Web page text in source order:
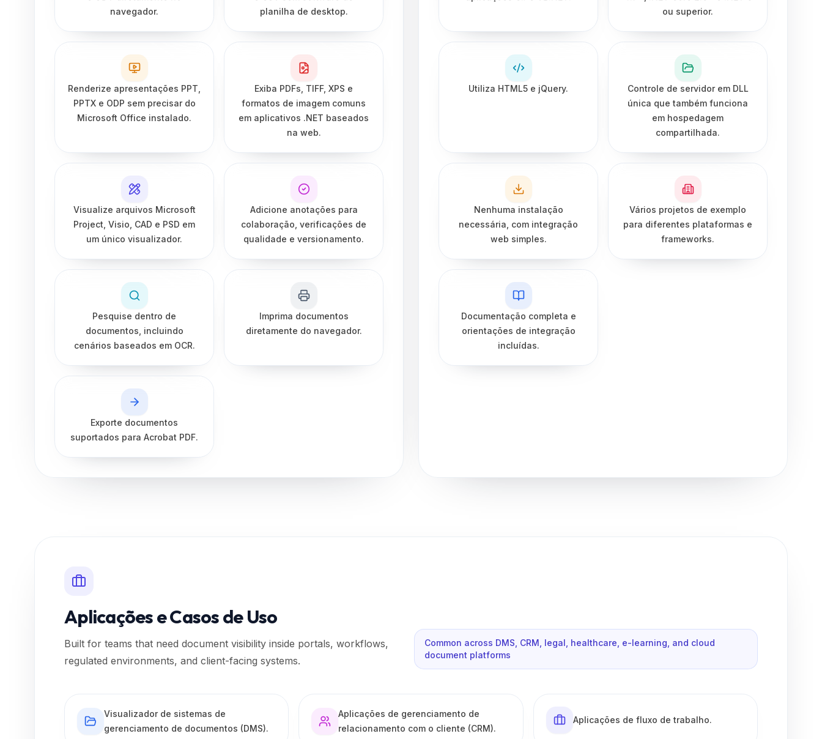
navegador.
planilha de desktop.
Renderize apresentações PPT,
PPTX e ODP sem precisar do
Microsoft Office instalado.
Exiba PDFs, TIFF, XPS e
formatos de imagem comuns
em aplicativos .NET baseados
na web.
Visualize arquivos Microsoft
Project, Visio, CAD e PSD em
um único visualizador.
Adicione anotações para
colaboração, verificações de
qualidade e versionamento.
Pesquise dentro de
documentos, incluindo
cenários baseados em OCR.
Imprima documentos
diretamente do navegador.
Exporte documentos
suportados para Acrobat PDF.
ou superior.
Utiliza HTML5 e jQuery.
Controle de servidor em DLL
única que também funciona
em hospedagem
compartilhada.
Nenhuma instalação
necessária, com integração
web simples.
Vários projetos de exemplo
para diferentes plataformas e
frameworks.
Documentação completa e
orientações de integração
incluídas.
Aplicações e Casos de Uso
Built for teams that need document visibility inside portals, workflows,
regulated environments, and client-facing systems.
Common across DMS, CRM, legal, healthcare, e-learning, and cloud
document platforms
Visualizador de sistemas de
gerenciamento de documentos (DMS).
Aplicações de gerenciamento de
relacionamento com o cliente (CRM).
Aplicações de fluxo de trabalho.